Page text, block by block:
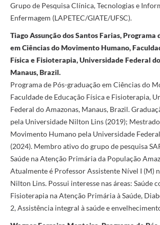
Grupo de Pesquisa Clínica, Tecnologias e
Enfermagem (LAPETEC/GIATE/UFSC).
Tiago Assunção dos Santos Farias, Programa
em Ciências do Movimento Humano,
Física e Fisioterapia, Universidade Federal
Manaus, Brazil.
Programa de Pós-graduação em Ciências do
Faculdade de Educação Física e Fisioterapia,
Federal do Amazonas, Manaus, Brazil.
pela Universidade Nilton Lins (2019);
Movimento Humano pela Universidade
(2024). Membro ativo do grupo de pesquisa
Saúde na Atenção Primária da População
Atualmente é Professor Assistente Nível I (M)
Nilton Lins. Possui interesse nas áreas: Saúde
Fisioterapia na Atenção Primária à Saúde,
2, Assistência integral à saúde e